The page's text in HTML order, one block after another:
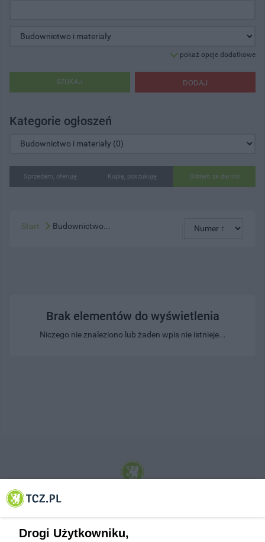
pokaż opcje dodatkowe
DODAJ
SZUKAJ
Kategorie ogłoszeń
Sprzedam, oferuję Kupię, poszukuję Oddam za darmo
Start Budownictwo...
Brak elementów do wyświetlenia
Niczego nie znaleziono lub żaden wpis nie istnieje...
© 2001-2026 Tczew - TCZ.PL Sp. z o.o. Internetowy Serwis Informacyjny Miasta
Drogi Użytkowniku,